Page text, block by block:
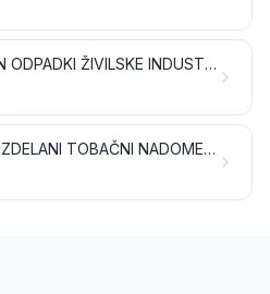
OSTANKI IN ODPADKI ŽIVILSKE INDUSTRIJE; PRIPRAVLJENA KRMA ZA ŽIVALI
TOBAK IN IZDELANI TOBAČNI NADOMESTKI; IZDELKI, KI VSEBUJEJO NIKOTIN ALI NE, NAMENJENI ZA VDIHAVANJE BREZ ZGOREVANJA; DRUGI IZDELKI, KI VSEBUJEJO NIKOTIN, NAMENJENI VNOSU NIKOTINA V ČLOVEŠKO TELO